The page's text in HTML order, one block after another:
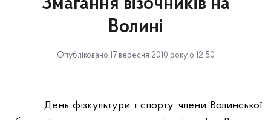
Змагання візочників на
Волині
Опубліковано 17 вересня 2010 року о 12:50
День фізкультури і спорту члени Волинської